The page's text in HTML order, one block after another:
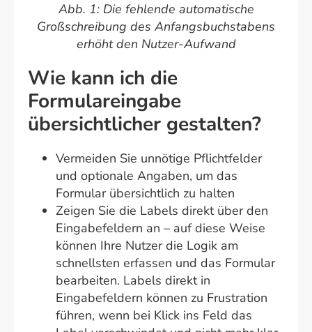
Abb. 1: Die fehlende automatische
Großschreibung des Anfangsbuchstabens
erhöht den Nutzer-Aufwand
Wie kann ich die
Formulareingabe
übersichtlicher gestalten?
Vermeiden Sie unnötige Pflichtfelder
und optionale Angaben, um das
Formular übersichtlich zu halten
Zeigen Sie die Labels direkt über den
Eingabefeldern an – auf diese Weise
können Ihre Nutzer die Logik am
schnellsten erfassen und das Formular
bearbeiten. Labels direkt in
Eingabefeldern können zu Frustration
führen, wenn bei Klick ins Feld das